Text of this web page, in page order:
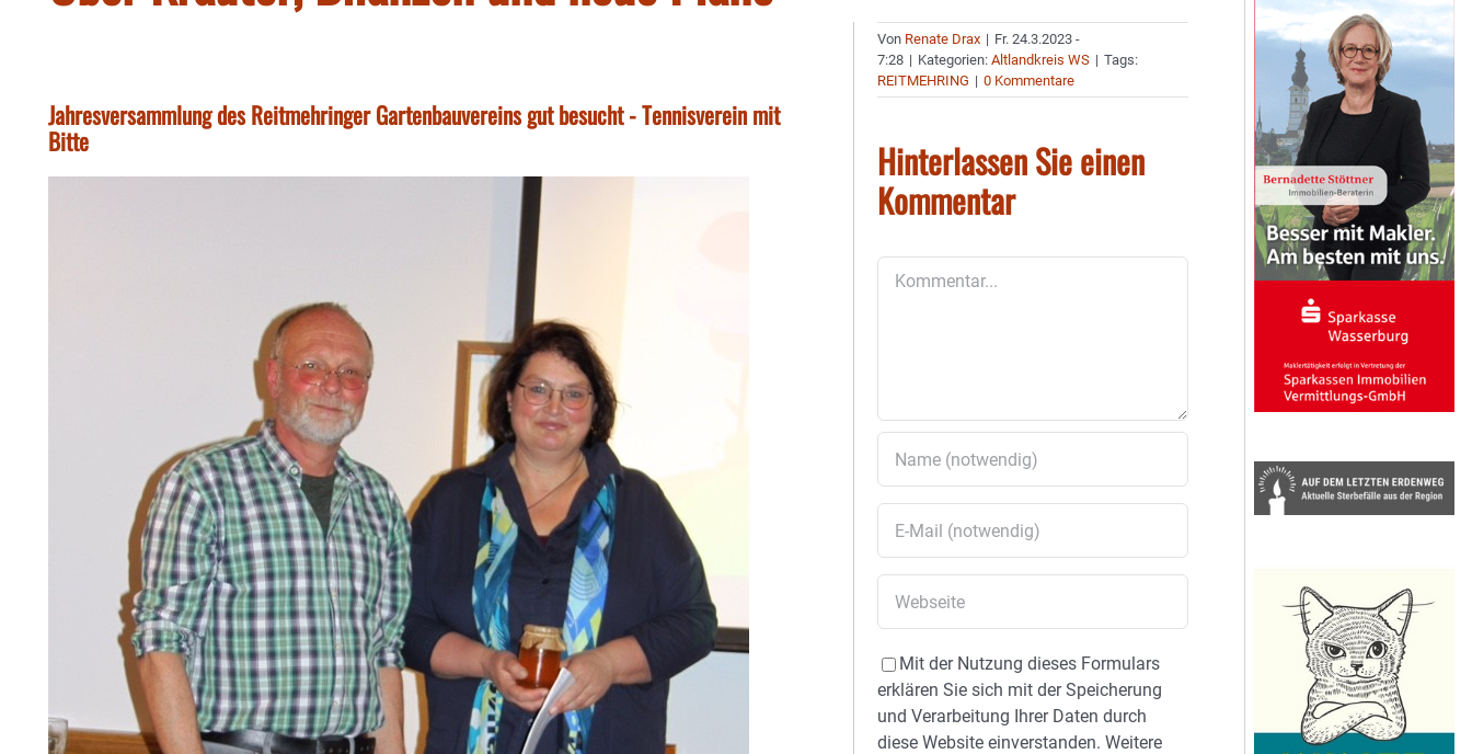
Jahresversammlung des Reitmehringer Gartenbauvereins gut besucht - Tennisverein mit
Bitte
Von Renate Drax | Fr. 24.3.2023 -
7:28 | Kategorien:Altlandkreis WS | Tags:
REITMEHRING | 0 Kommentare
Hinterlassen Sie einen
Kommentar
Mit der Nutzung dieses Formulars
erklären Sie sich mit der Speicherung
und Verarbeitung Ihrer Daten durch
diese Website einverstanden. Weitere